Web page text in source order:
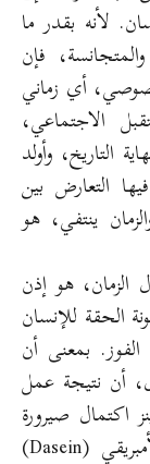
لأنه بقدر ما
فإن
أي زماني
الاجتماعي،
التاريخ، وأولد
التعارض بين
ينتفي، هو
الزمان، هو إذن
الحقة للإنسان
بمعنى أن
أن نتيجة عمل
اكتمال صيرورة
الواقعة الإنسانية، هي العلم. لكن الوجود-الأمبريقي (Dasein)